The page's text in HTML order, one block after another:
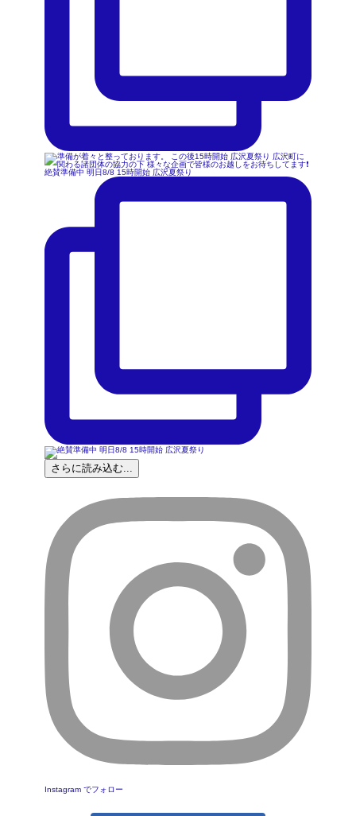
絶賛準備中 明日8/8 15時開始 広沢夏祭り
さらに読み込む...
Instagram でフォロー